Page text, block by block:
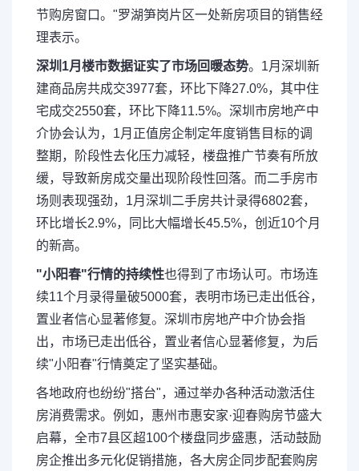
节购房窗口。"罗湖笋岗片区一处新房项目的销售经
理表示。
深圳1月楼市数据证实了市场回暖态势。1月深圳新
建商品房共成交3977套，环比下降27.0%，其中住
宅成交2550套，环比下降11.5%。深圳市房地产中
介协会认为，1月正值房企制定年度销售目标的调
整期，阶段性去化压力减轻，楼盘推广节奏有所放
缓，导致新房成交量出现阶段性回落。而二手房市
场则表现强劲，1月深圳二手房共计录得6802套，
环比增长2.9%，同比大幅增长45.5%，创近10个月
的新高。
"小阳春"行情的持续性也得到了市场认可。市场连
续11个月录得量破5000套，表明市场已走出低谷，
置业者信心显著修复。深圳市房地产中介协会指
出，市场已走出低谷，置业者信心显著修复，为后
续"小阳春"行情奠定了坚实基础。
各地政府也纷纷"搭台"，通过举办各种活动激活住
房消费需求。例如，惠州市惠安家·迎春购房节盛大
启幕，全市7县区超100个楼盘同步盛惠，活动鼓励
房企推出多元化促销措施，各大房企同步配套购房